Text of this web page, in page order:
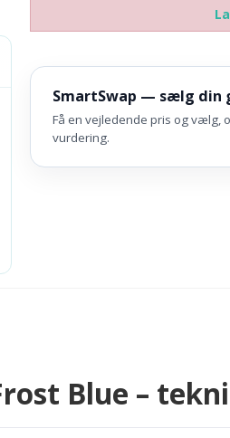
SmartSwap — sælg din
Få en vejledende pris og vælg,
vurdering.
Blue –